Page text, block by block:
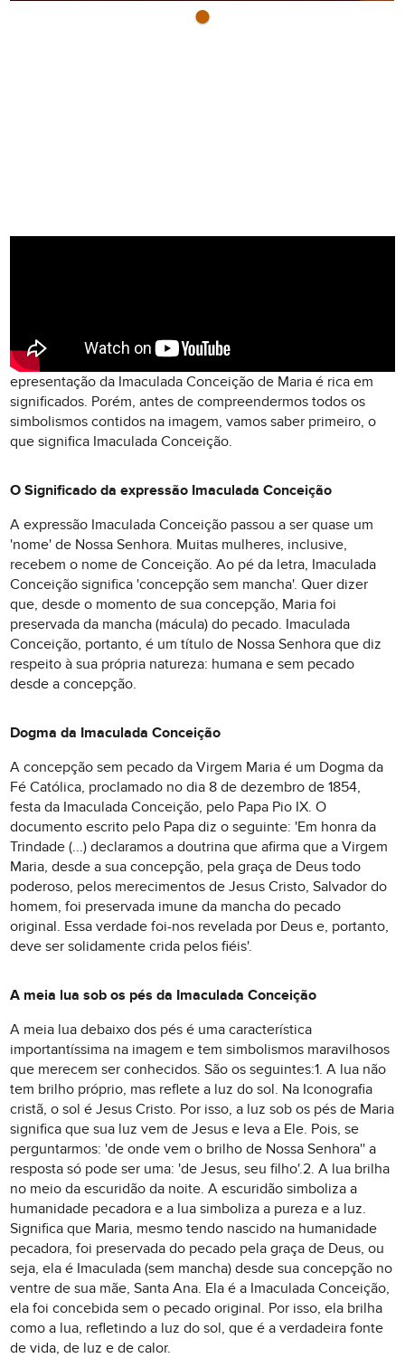
epresentação da Imaculada Conceição de Maria é rica em
significados. Porém, antes de compreendermos todos os
simbolismos contidos na imagem, vamos saber primeiro, o
que significa Imaculada Conceição.
O Significado da expressão Imaculada Conceição
A expressão Imaculada Conceição passou a ser quase um
'nome' de Nossa Senhora. Muitas mulheres, inclusive,
recebem o nome de Conceição. Ao pé da letra, Imaculada
Conceição significa 'concepção sem mancha'. Quer dizer
que, desde o momento de sua concepção, Maria foi
preservada da mancha (mácula) do pecado. Imaculada
Conceição, portanto, é um título de Nossa Senhora que diz
respeito à sua própria natureza: humana e sem pecado
desde a concepção.
Dogma da Imaculada Conceição
A concepção sem pecado da Virgem Maria é um Dogma da
Fé Católica, proclamado no dia 8 de dezembro de 1854,
festa da Imaculada Conceição, pelo Papa Pio IX. O
documento escrito pelo Papa diz o seguinte: 'Em honra da
Trindade (...) declaramos a doutrina que afirma que a Virgem
Maria, desde a sua concepção, pela graça de Deus todo
poderoso, pelos merecimentos de Jesus Cristo, Salvador do
homem, foi preservada imune da mancha do pecado
original. Essa verdade foi-nos revelada por Deus e, portanto,
deve ser solidamente crida pelos fiéis'.
A meia lua sob os pés da Imaculada Conceição
A meia lua debaixo dos pés é uma característica
importantíssima na imagem e tem simbolismos maravilhosos
que merecem ser conhecidos. São os seguintes:1. A lua não
tem brilho próprio, mas reflete a luz do sol. Na Iconografia
cristã, o sol é Jesus Cristo. Por isso, a luz sob os pés de Maria
significa que sua luz vem de Jesus e leva a Ele. Pois, se
perguntarmos: 'de onde vem o brilho de Nossa Senhora'' a
resposta só pode ser uma: 'de Jesus, seu filho'.2. A lua brilha
no meio da escuridão da noite. A escuridão simboliza a
humanidade pecadora e a lua simboliza a pureza e a luz.
Significa que Maria, mesmo tendo nascido na humanidade
pecadora, foi preservada do pecado pela graça de Deus, ou
seja, ela é Imaculada (sem mancha) desde sua concepção no
ventre de sua mãe, Santa Ana. Ela é a Imaculada Conceição,
ela foi concebida sem o pecado original. Por isso, ela brilha
como a lua, refletindo a luz do sol, que é a verdadeira fonte
de vida, de luz e de calor.